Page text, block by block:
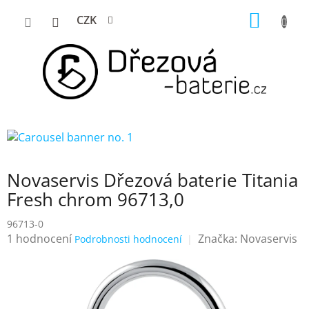
CZK
Novaservis Dřezová baterie Titania
Fresh chrom 96713,0
96713-0
Průměrné
1 hodnocení Podrobnosti hodnocení Značka: Novaservis